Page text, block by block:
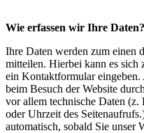
Wie erfassen wir Ihre Daten?
Ihre Daten werden zum einen
mitteilen. Hierbei kann es sich
ein Kontaktformular eingeben.
beim Besuch der Website
vor allem technische Daten (z.
oder Uhrzeit des
automatisch, sobald Sie unser